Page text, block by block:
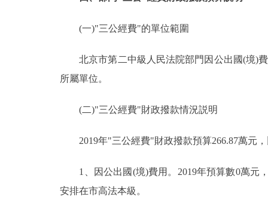
(一)"三公經費"的單位範圍
北京市第二中級人民法院部門因公出國(境)費
所屬單位。
(二)"三公經費"財政撥款情況説明
2019年"三公經費"財政撥款預算266.87萬元，
1、因公出國(境)費用。2019年預算數0萬元，
安排在市高法本級。